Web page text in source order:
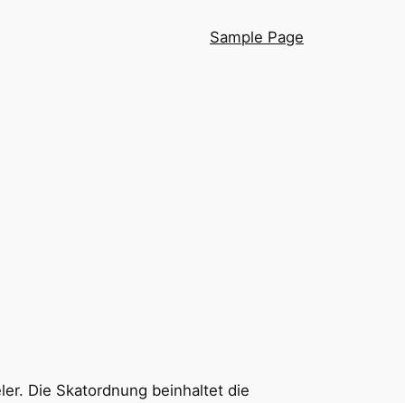
Sample Page
Die Skatordnung beinhaltet die